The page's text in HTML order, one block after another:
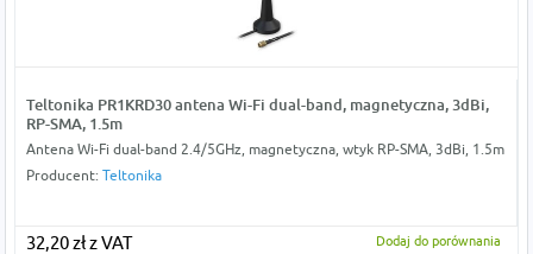
Teltonika PR1KRD30 antena Wi-Fi dual-band, magnetyczna, 3dBi,
RP-SMA, 1.5m
Antena Wi-Fi dual-band 2.4/5GHz, magnetyczna, wtyk RP-SMA, 3dBi, 1.5m
Producent: Teltonika
32,20 zł z VAT Dodaj do porównania